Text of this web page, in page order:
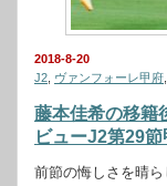
2018-8-20
J2 ヴァンフォーレ甲府
藤本佳希の移籍
ビューJ2第29
前節の悔しさを晴